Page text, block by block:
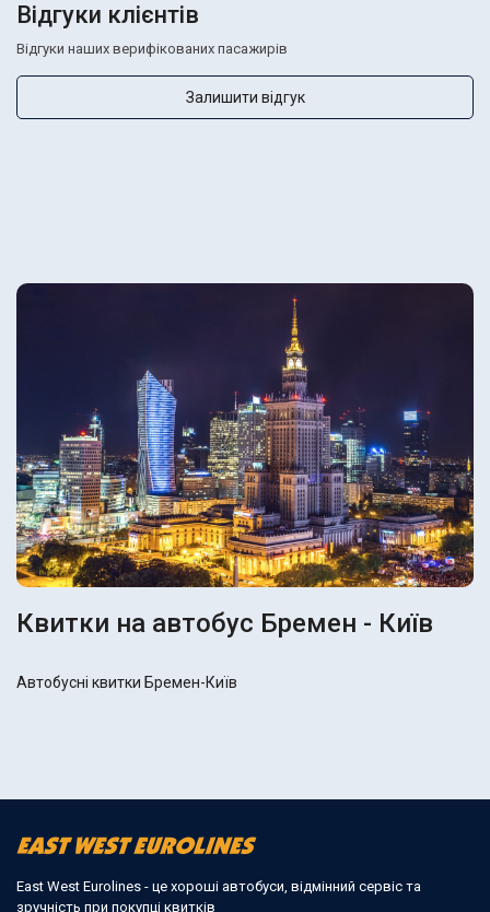
Відгуки клієнтів
Відгуки наших верифікованих пасажирів
Залишити відгук
Квитки на автобус Бремен - Київ
Автобусні квитки Бремен-Київ
East West Eurolines - це хороші автобуси, відмінний сервіс та
зручність при покупці квитків